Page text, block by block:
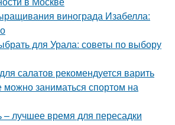
винограда Изабелла:
для Урала: советы по выбору
салатов рекомендуется варить
заниматься спортом на
– лучшее время для пересадки